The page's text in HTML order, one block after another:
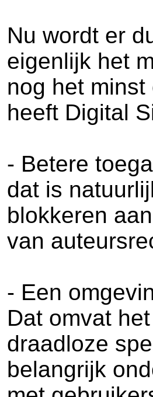
Nu wordt er
eigenlijk het
nog het
heeft Digital
- Betere
dat is
blokkeren
van
- Een
Dat omvat
draadloze
belangrijk